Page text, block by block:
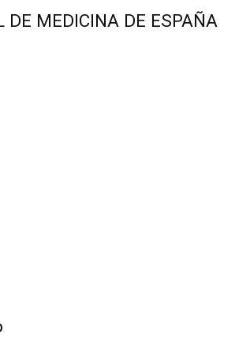
MEDICINA DE ESPAÑA